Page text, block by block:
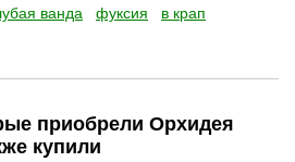
ванда фуксия в крап
приобрели Орхидея
купили